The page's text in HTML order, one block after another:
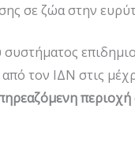
σε ζώα στην
τον ΙΔΝ στις
περιοχή